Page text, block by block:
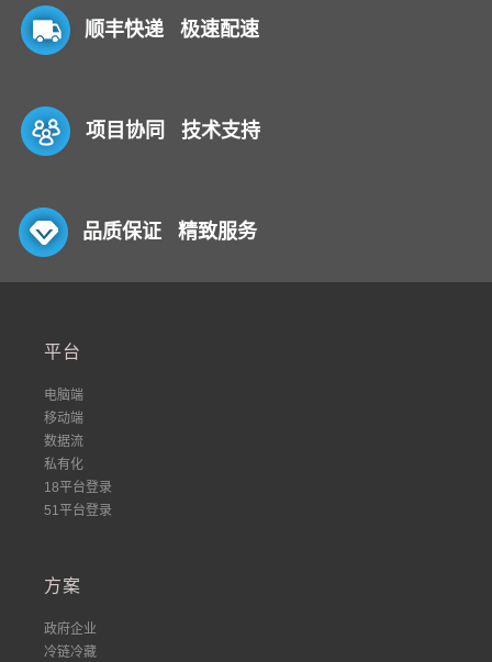
顺丰快递 极速配速
项目协同 技术支持
品质保证 精致服务
平台
电脑端
移动端
数据流
私有化
18平台登录
51平台登录
方案
政府企业
冷链冷藏